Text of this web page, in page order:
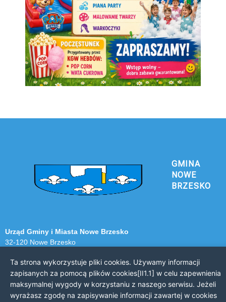
GMINA
NOWE
BRZESKO
Urząd Gminy i Miasta Nowe Brzesko
32-120 Nowe Brzesko
KONTAKT Z URZĘDEM
Telefon: 12 385 20 94
Ta strona wykorzystuje pliki cookies. Używamy informacji
zapisanych za pomocą plików cookies[II1.1] w celu zapewnienia
maksymalnej wygody w korzystaniu z naszego serwisu. Jeżeli
wyrażasz zgodę na zapisywanie informacji zawartej w cookies